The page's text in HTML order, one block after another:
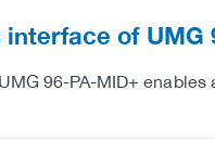
of UMG
96-PA-MID+